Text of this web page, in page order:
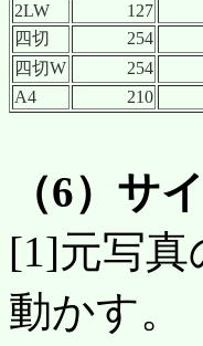
2LW
127
四切
254
四切W
254
A4
210
（6）サ
[1]元写
動かす。